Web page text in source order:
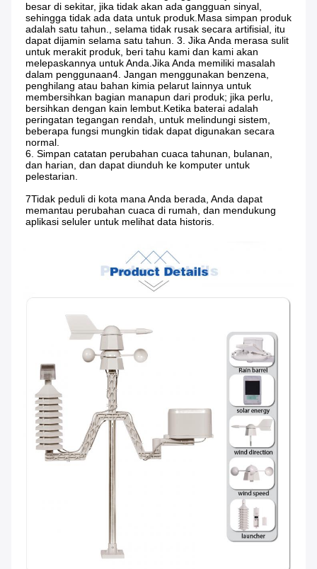
besar di sekitar, jika tidak akan ada gangguan sinyal,
sehingga tidak ada data untuk produk.Masa simpan produk
adalah satu tahun., selama tidak rusak secara artifisial, itu
dapat dijamin selama satu tahun. 3. Jika Anda merasa sulit
untuk merakit produk, beri tahu kami dan kami akan
melepaskannya untuk Anda.Jika Anda memiliki masalah
dalam penggunaan4. Jangan menggunakan benzena,
penghilang atau bahan kimia pelarut lainnya untuk
membersihkan bagian manapun dari produk; jika perlu,
bersihkan dengan kain lembut.Ketika baterai adalah
peringatan tegangan rendah, untuk melindungi sistem,
beberapa fungsi mungkin tidak dapat digunakan secara
normal.
6. Simpan catatan perubahan cuaca tahunan, bulanan,
dan harian, dan dapat diunduh ke komputer untuk
pelestarian.
7Tidak peduli di kota mana Anda berada, Anda dapat
memantau perubahan cuaca di rumah, dan mendukung
aplikasi seluler untuk melihat data historis.